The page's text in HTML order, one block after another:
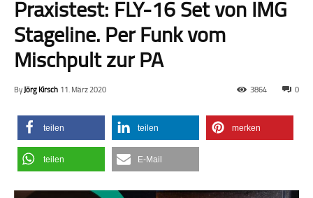
Praxistest: FLY-16 Set von IMG
Stageline. Per Funk vom
Mischpult zur PA
ByJörg Kirsch 11. März 2020 0
3864
teilen teilen merken
teilen E-Mail